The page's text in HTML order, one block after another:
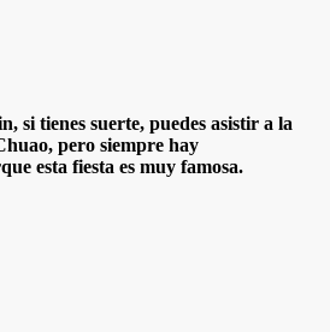
si tienes suerte, puedes asistir a la
pero siempre hay
esta fiesta es muy famosa.